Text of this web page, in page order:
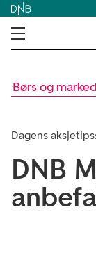
Børs og marked
Dagens aksjetips:
DNB